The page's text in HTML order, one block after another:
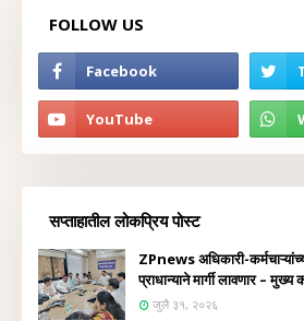
FOLLOW US
सप्ताहातील लोकप्रिय पोस्ट
ZPnews अधिकारी-
प्राधान्याने मार्गी लावणार – मुख्य
जुलै ३१, २०२६